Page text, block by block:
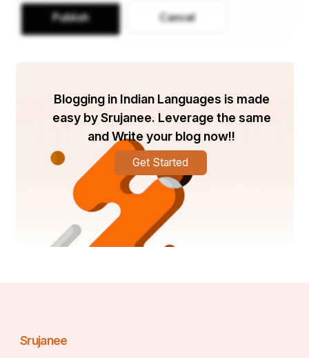
शाकाहारी: ऐसा सिर्फ दार्शनिकों ने ही नहीं, बल्कि हमारे सभी
महापुरुषों ने भी कहा है। मुझे तो कबीर जी का वह दोहा बड़ा ही
मांसाहारी: कौन सा?
शाकाहारी: अरे वही, क्या थाऽऽऽ... एक मिनट, अभी याद आ जाएगा,
घर में जो मानुष मरे, बाहर देत जलाए
कहे कबीरदास उसे फिर भोग लगावें
Publish Cancel
Blogging in Indian Languages is made
easy by Srujanee. Leverage the same
and Write your blog now!!
Get Started
Srujanee